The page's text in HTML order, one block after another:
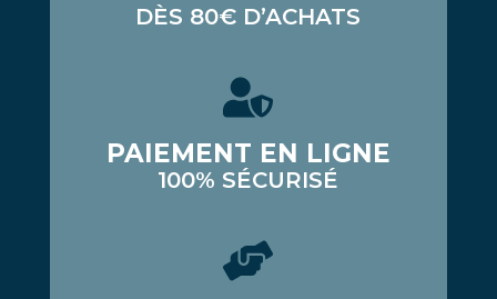
DÈS 80€ D’ACHATS
PAIEMENT EN LIGNE
100% SÉCURISÉ